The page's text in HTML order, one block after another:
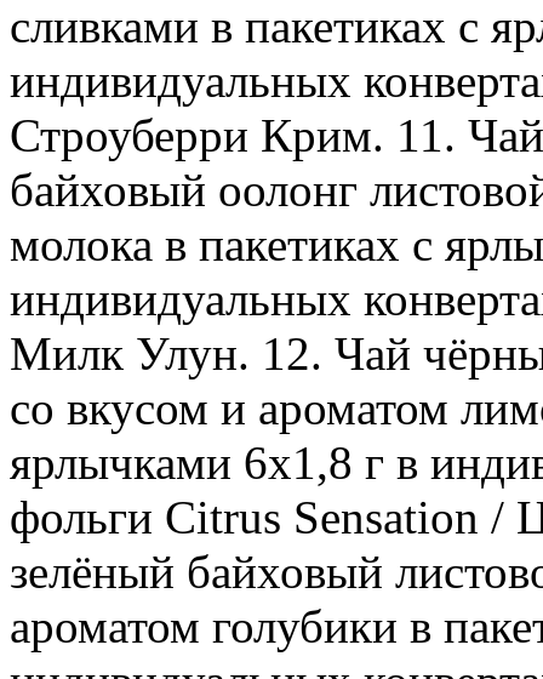
сливками в пакетиках с
индивидуальных
Строуберри Крим. 11.
байховый оолонг
молока в пакетиках с
индивидуальных
Милк Улун. 12. Чай
со вкусом и ароматом
ярлычками 6х1,8 г в
фольги Citrus Sensation /
зелёный байховый
ароматом голубики в